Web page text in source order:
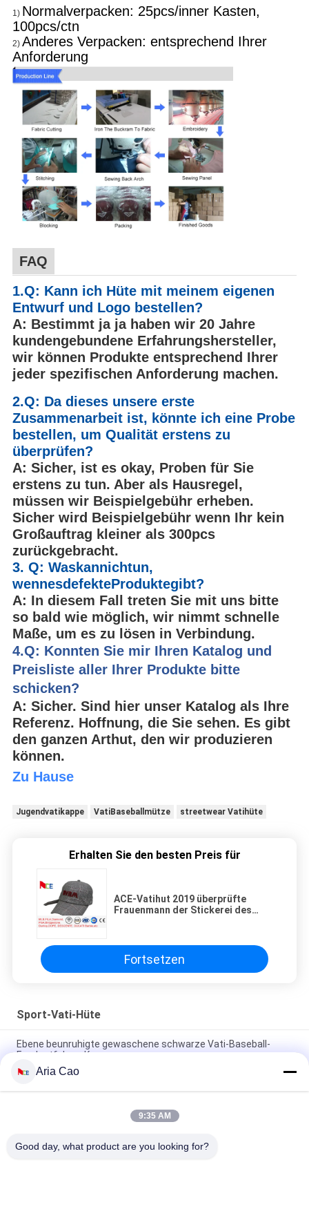
1) Normalverpacken: 25pcs/inner Kasten,
100pcs/ctn
2) Anderes Verpacken: entsprechend Ihrer
Anforderung
FAQ
1.Q: Kann ich Hüte mit meinem eigenen
Entwurf und Logo bestellen?
A: Bestimmt ja ja haben wir 20 Jahre
kundengebundene Erfahrungshersteller,
wir können Produkte entsprechend Ihrer
jeder spezifischen Anforderung machen.
2.Q: Da dieses unsere erste
Zusammenarbeit ist, könnte ich eine Probe
bestellen, um Qualität erstens zu
überprüfen?
A: Sicher, ist es okay, Proben für Sie
erstens zu tun. Aber als Hausregel,
müssen wir Beispielgebühr erheben.
Sicher wird Beispielgebühr wenn Ihr kein
Großauftrag kleiner als 300pcs
zurückgebracht.
3. Q: Waskannichtun,
wennesdefekteProduktegibt?
A: In diesem Fall treten Sie mit uns bitte
so bald wie möglich, wir nimmt schnelle
Maße, um es zu lösen in Verbindung.
4.Q: Konnten Sie mir Ihren Katalog und
Preisliste aller Ihrer Produkte bitte
schicken?
A: Sicher. Sind hier unser Katalog als Ihre
Referenz. Hoffnung, die Sie sehen. Es gibt
den ganzen Arthut, den wir produzieren
können.
Zu Hause
Jugendvatikappe VatiBaseballmütze streetwear Vatihüte
Erhalten Sie den besten Preis für
ACE-Vatihut 2019 überprüfte
Frauenmann der Stickerei des
Fortsetzen
Sport-Vati-Hüte
Ebene beunruhigte gewaschene schwarze Vati-Baseball-
Fernlastfahrer-Kappe
Customized
Freier Raum trägt Vati-Hüte mit Sonntags-Metallschnallen-
Aria Cao
9:35 AM
Good day, what product are you looking for?